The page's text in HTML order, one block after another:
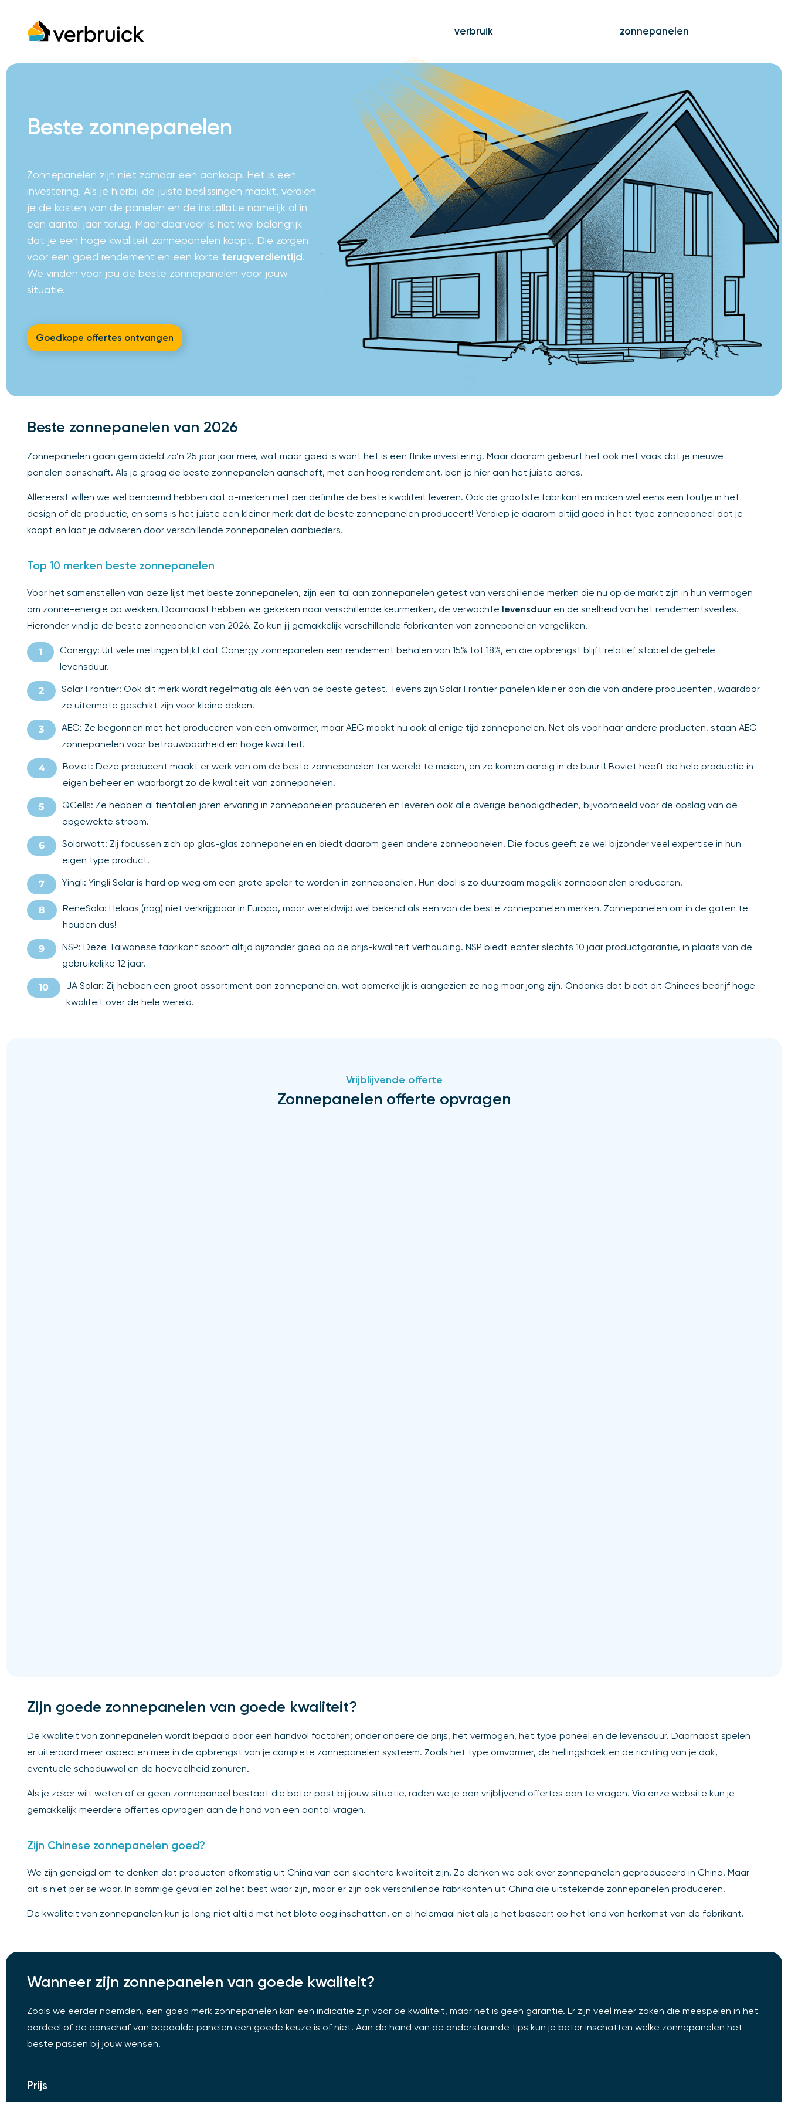
verbruik zonnepanelen
Beste zonnepanelen
Zonnepanelen zijn niet zomaar een aankoop. Het is een
investering. Als je hierbij de juiste beslissingen maakt, verdien
je de kosten van de panelen en de installatie namelijk al in
een aantal jaar terug. Maar daarvoor is het wel belangrijk
dat je een hoge kwaliteit zonnepanelen koopt. Die zorgen
voor een goed rendement en een korte terugverdientijd.
We vinden voor jou de beste zonnepanelen voor jouw
situatie.
Goedkope offertes ontvangen
Beste zonnepanelen van 2026
Zonnepanelen gaan gemiddeld zo’n 25 jaar jaar mee, wat maar goed is want het is een flinke investering! Maar daarom gebeurt het ook niet vaak dat je nieuwe
panelen aanschaft. Als je graag de beste zonnepanelen aanschaft, met een hoog rendement, ben je hier aan het juiste adres.
Allereerst willen we wel benoemd hebben dat a-merken niet per definitie de beste kwaliteit leveren. Ook de grootste fabrikanten maken wel eens een foutje in het
design of de productie, en soms is het juiste een kleiner merk dat de beste zonnepanelen produceert! Verdiep je daarom altijd goed in het type zonnepaneel dat je
koopt en laat je adviseren door verschillende zonnepanelen aanbieders.
Top 10 merken beste zonnepanelen
Voor het samenstellen van deze lijst met beste zonnepanelen, zijn een tal aan zonnepanelen getest van verschillende merken die nu op de markt zijn in hun vermogen
om zonne-energie op wekken. Daarnaast hebben we gekeken naar verschillende keurmerken, de verwachte levensduur en de snelheid van het rendementsverlies.
Hieronder vind je de beste zonnepanelen van 2026. Zo kun jij gemakkelijk verschillende fabrikanten van zonnepanelen vergelijken.
Conergy: Uit vele metingen blijkt dat Conergy zonnepanelen een rendement behalen van 15% tot 18%, en die opbrengst blijft relatief stabiel de gehele
levensduur.
Solar Frontier: Ook dit merk wordt regelmatig als één van de beste getest. Tevens zijn Solar Frontier panelen kleiner dan die van andere producenten, waardoor
ze uitermate geschikt zijn voor kleine daken.
AEG: Ze begonnen met het produceren van een omvormer, maar AEG maakt nu ook al enige tijd zonnepanelen. Net als voor haar andere producten, staan AEG
zonnepanelen voor betrouwbaarheid en hoge kwaliteit.
Boviet: Deze producent maakt er werk van om de beste zonnepanelen ter wereld te maken, en ze komen aardig in de buurt! Boviet heeft de hele productie in
eigen beheer en waarborgt zo de kwaliteit van zonnepanelen.
QCells: Ze hebben al tientallen jaren ervaring in zonnepanelen produceren en leveren ook alle overige benodigdheden, bijvoorbeeld voor de opslag van de
opgewekte stroom.
Solarwatt: Zij focussen zich op glas-glas zonnepanelen en biedt daarom geen andere zonnepanelen. Die focus geeft ze wel bijzonder veel expertise in hun
eigen type product.
Yingli: Yingli Solar is hard op weg om een grote speler te worden in zonnepanelen. Hun doel is zo duurzaam mogelijk zonnepanelen produceren.
ReneSola: Helaas (nog) niet verkrijgbaar in Europa, maar wereldwijd wel bekend als een van de beste zonnepanelen merken. Zonnepanelen om in de gaten te
houden dus!
NSP: Deze Taiwanese fabrikant scoort altijd bijzonder goed op de prijs-kwaliteit verhouding. NSP biedt echter slechts 10 jaar productgarantie, in plaats van de
gebruikelijke 12 jaar.
JA Solar: Zij hebben een groot assortiment aan zonnepanelen, wat opmerkelijk is aangezien ze nog maar jong zijn. Ondanks dat biedt dit Chinees bedrijf hoge
kwaliteit over de hele wereld.
Vrijblijvende offerte
Zonnepanelen offerte opvragen
Zijn goede zonnepanelen van goede kwaliteit?
De kwaliteit van zonnepanelen wordt bepaald door een handvol factoren; onder andere de prijs, het vermogen, het type paneel en de levensduur. Daarnaast spelen
er uiteraard meer aspecten mee in de opbrengst van je complete zonnepanelen systeem. Zoals het type omvormer, de hellingshoek en de richting van je dak,
eventuele schaduwval en de hoeveelheid zonuren.
Als je zeker wilt weten of er geen zonnepaneel bestaat die beter past bij jouw situatie, raden we je aan vrijblijvend offertes aan te vragen. Via onze website kun je
gemakkelijk meerdere offertes opvragen aan de hand van een aantal vragen.
Zijn Chinese zonnepanelen goed?
We zijn geneigd om te denken dat producten afkomstig uit China van een slechtere kwaliteit zijn. Zo denken we ook over zonnepanelen geproduceerd in China. Maar
dit is niet per se waar. In sommige gevallen zal het best waar zijn, maar er zijn ook verschillende fabrikanten uit China die uitstekende zonnepanelen produceren.
De kwaliteit van zonnepanelen kun je lang niet altijd met het blote oog inschatten, en al helemaal niet als je het baseert op het land van herkomst van de fabrikant.
Wanneer zijn zonnepanelen van goede kwaliteit?
Zoals we eerder noemden, een goed merk zonnepanelen kan een indicatie zijn voor de kwaliteit, maar het is geen garantie. Er zijn veel meer zaken die meespelen in het
oordeel of de aanschaf van bepaalde panelen een goede keuze is of niet. Aan de hand van de onderstaande tips kun je beter inschatten welke zonnepanelen het
beste passen bij jouw wensen.
Prijs